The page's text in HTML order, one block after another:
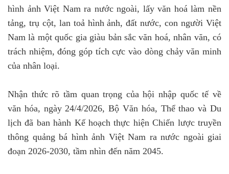
hình ảnh Việt Nam ra nước ngoài, lấy văn hoá làm nền
tảng, trụ cột, lan toả hình ảnh, đất nước, con người Việt
Nam là một quốc gia giàu bản sắc văn hoá, nhân văn, có
trách nhiệm, đóng góp tích cực vào dòng chảy văn minh
của nhân loại.
Nhận thức rõ tầm quan trọng của hội nhập quốc tế về
văn hóa, ngày 24/4/2026, Bộ Văn hóa, Thể thao và Du
lịch đã ban hành Kế hoạch thực hiện Chiến lược truyền
thông quảng bá hình ảnh Việt Nam ra nước ngoài giai
đoạn 2026-2030, tầm nhìn đến năm 2045.